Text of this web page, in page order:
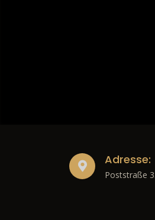
Adresse:
Poststraße